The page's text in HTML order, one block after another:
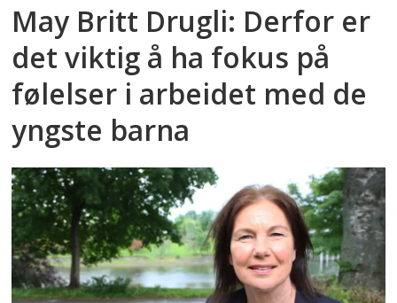
May Britt Drugli: Derfor er
det viktig å ha fokus på
følelser i arbeidet med de
yngste barna